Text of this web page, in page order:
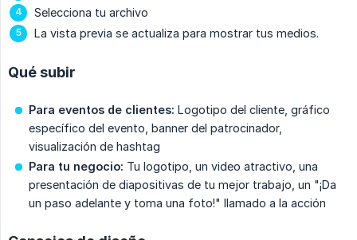
Selecciona tu archivo
La vista previa se actualiza para mostrar tus medios.
Qué subir
Para eventos de clientes: Logotipo del cliente, gráfico
específico del evento, banner del patrocinador,
visualización de hashtag
Para tu negocio: Tu logotipo, un video atractivo, una
presentación de diapositivas de tu mejor trabajo, un "¡Da
un paso adelante y toma una foto!" llamado a la acción